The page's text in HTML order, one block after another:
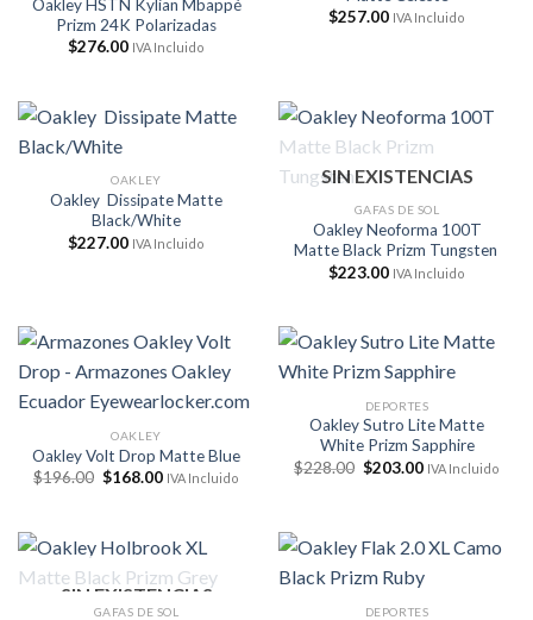
Oakley HSTN Kylian Mbappé
Prizm 24K Polarizadas
$276.00 IVA Incluido
$257.00 IVA Incluido
OAKLEY
Oakley Dissipate Matte
Black/White
$227.00 IVA Incluido
SIN EXISTENCIAS
GAFAS DE SOL
Oakley Neoforma 100T
Matte Black Prizm Tungsten
$223.00 IVA Incluido
OAKLEY
Oakley Volt Drop Matte Blue
$196.00 El
$196.00.
$168.00El
$168.00.
IVA Incluido
DEPORTES
Oakley Sutro Lite Matte
White Prizm Sapphire
$228.00 El
$203.00ElIVA Incluido
SIN EXISTENCIAS
GAFAS DE SOL DEPORTES